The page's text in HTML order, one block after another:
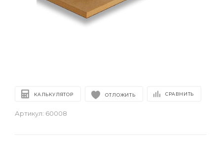
КАЛЬКУЛЯТОР ОТЛОЖИТЬ СРАВНИТЬ
Артикул: 60008